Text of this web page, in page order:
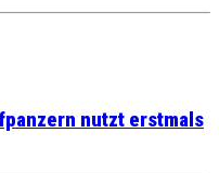
nutzt erstmals